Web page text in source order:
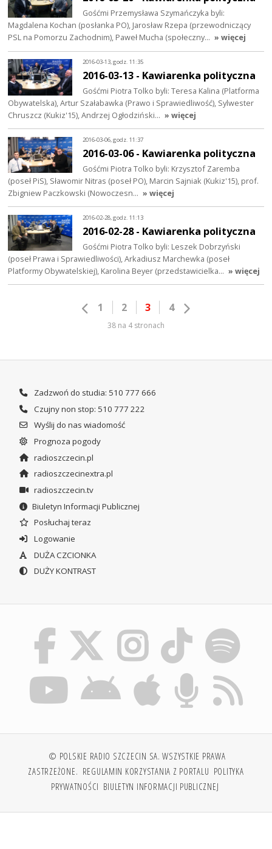
Gośćmi Przemysława Szymańczyka byli:
Magdalena Kochan (posłanka PO), Jarosław Rzepa (przewodniczący
PSL na Pomorzu Zachodnim), Paweł Mucha (społeczny… » więcej
2016-03-13, godz. 11:35
2016-03-13 - Kawiarenka polityczna
Gośćmi Piotra Tolko byli: Teresa Kalina (Platforma
Obywatelska), Artur Szałabawka (Prawo i Sprawiedliwość), Sylwester
Chruszcz (Kukiz'15), Andrzej Ogłodziński… » więcej
2016-03-06, godz. 11:37
2016-03-06 - Kawiarenka polityczna
Gośćmi Piotra Tolko byli: Krzysztof Zaremba
(poseł PiS), Sławomir Nitras (poseł PO), Marcin Sajniak (Kukiz'15), prof.
Zbigniew Paczkowski (Nowoczesn… » więcej
2016-02-28, godz. 11:13
2016-02-28 - Kawiarenka polityczna
Gośćmi Piotra Tolko byli: Leszek Dobrzyński
(poseł Prawa i Sprawiedliwości), Arkadiusz Marchewka (poseł
Platformy Obywatelskiej), Karolina Beyer (przedstawicielka… » więcej
1 2 3 4
38 na 4 stronach
Zadzwoń do studia: 510 777 666
Czujny non stop: 510 777 222
Wyślij do nas wiadomość
Prognoza pogody
radioszczecin.pl
radioszczecinextra.pl
radioszczecin.tv
Biuletyn Informacji Publicznej
Posłuchaj teraz
Logowanie
DUŻA CZCIONKA
DUŻY KONTRAST
© POLSKIE RADIO SZCZECIN SA. WSZYSTKIE PRAWA
ZASTRZEŻONE. REGULAMIN KORZYSTANIA Z PORTALU POLITYKA
PRYWATNOŚCI BIULETYN INFORMACJI PUBLICZNEJ